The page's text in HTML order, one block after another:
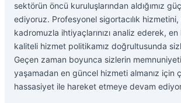
sektörün öncü kuruluşlarından aldığımız
ediyoruz. Profesyonel sigortacılık hizmetini,
kadromuzla ihtiyaçlarınızı analiz ederek, en
kaliteli hizmet politikamız doğrultusunda
Geçen zaman boyunca sizlerin
yaşamadan en güncel hizmeti almanız için
hassasiyet ile hareket etmeye devam